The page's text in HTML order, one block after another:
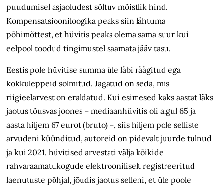
puudumisel asjaoludest sõltuv mõistlik hind.
Kompensatsiooniloogika peaks siin lähtuma
põhimõttest, et hüvitis peaks olema sama suur kui
eelpool toodud tingimustel saamata jääv tasu.
Eestis pole hüvitise summa üle läbi räägitud ega
kokkuleppeid sõlmitud. Jagatud on seda, mis
riigieelarvest on eraldatud. Kui esimesed kaks aastat läks
jaotus tõusvas joones – mediaanhüvitis oli algul 65 ja
aasta hiljem 67 eurot (bruto) –, siis hiljem pole selliste
arvudeni küünditud, autoreid on pidevalt juurde tulnud
ja kui 2021. hüvitised arvestati välja kõikide
rahvaraamatu­kogude elektrooniliselt registreeritud
laenutuste põhjal, jõudis jaotus selleni, et üle poole